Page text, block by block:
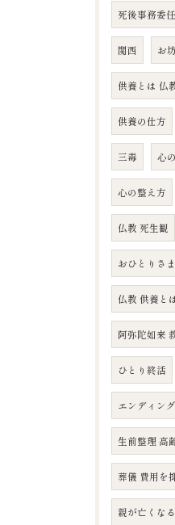
死後事務委
関西 お
供養とは 仏
供養の仕方
三毒 心
心の整え方
仏教 死生観
おひとりさ
仏教 供養と
阿弥陀如来
ひとり終活
エンディン
生前整理 高
葬儀 費用を
親が亡くな